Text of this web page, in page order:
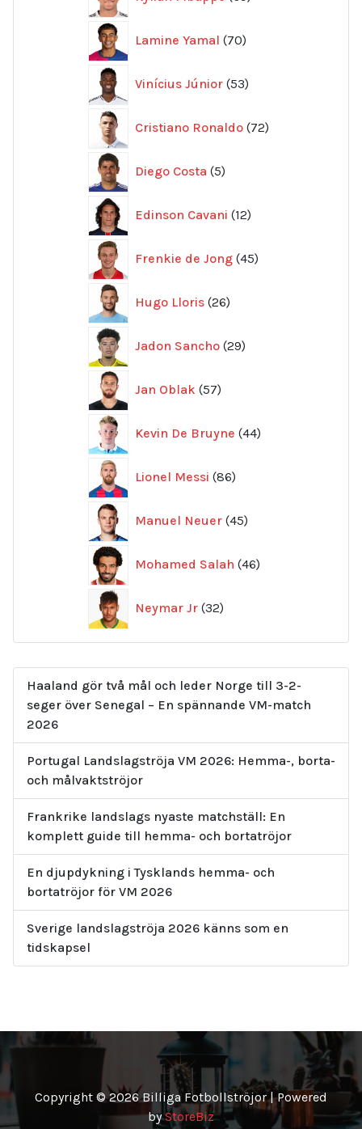
produkter
Lamine Yamal 70
produkter
Vinícius Júnior 53
produkter
Cristiano Ronaldo 72
produkter
Diego Costa 5
produkter
Edinson Cavani 12
produkter
Frenkie de Jong 45
produkter
Hugo Lloris 26
produkter
Jadon Sancho 29
produkter
Jan Oblak 57
produkter
Kevin De Bruyne 44
produkter
Lionel Messi 86
produkter
Manuel Neuer 45
produkter
Mohamed Salah 46
produkter
Neymar Jr 32
produkter
Haaland gör två mål och leder Norge till 3-2-
seger över Senegal – En spännande VM-match
2026
Portugal Landslagströja VM 2026: Hemma-, borta-
och målvaktströjor
Frankrike landslags nyaste matchställ: En
komplett guide till hemma- och bortatröjor
En djupdykning i Tysklands hemma- och
bortatröjor för VM 2026
Sverige landslagströja 2026 känns som en
tidskapsel
Copyright © 2026 Billiga Fotbollströjor | Powered
byStoreBiz